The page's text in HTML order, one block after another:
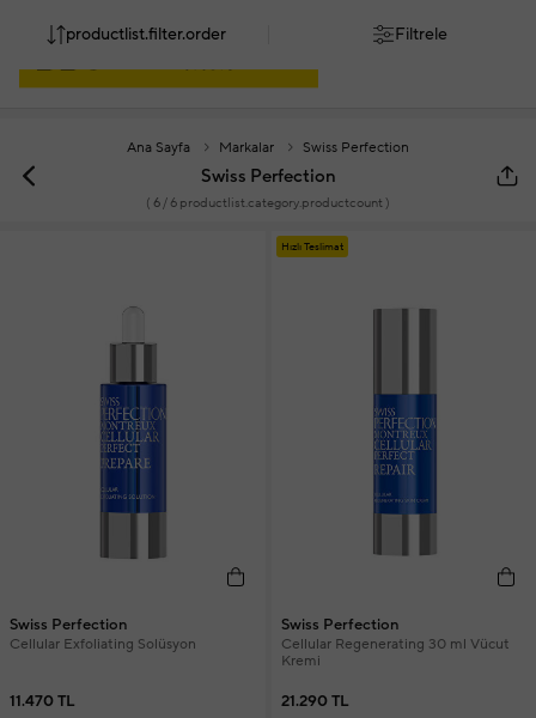
Ana Sayfa Markalar Swiss Perfection
Swiss Perfection
( 6/ 6 productlist.category.productcount )
productlist.filter.order Filtrele
Swiss Perfection
Cellular Exfoliating Solüsyon
11.470 TL
Hızlı Teslimat
Swiss Perfection
Cellular Regenerating 30 ml Vücut
Kremi
21.290 TL